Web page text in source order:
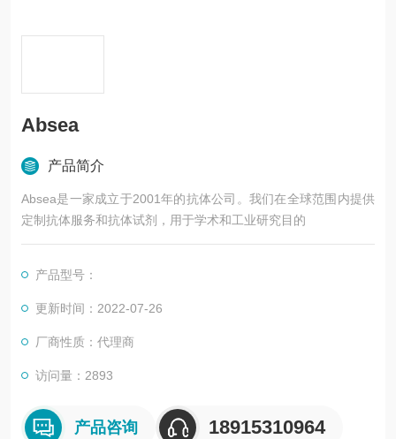
Absea
产品简介
Absea是一家成立于2001年的抗体公司。我们在全球范围内提供
定制抗体服务和抗体试剂，用于学术和工业研究目的
产品型号：
更新时间：2022-07-26
厂商性质：代理商
访问量：2893
产品咨询 18915310964